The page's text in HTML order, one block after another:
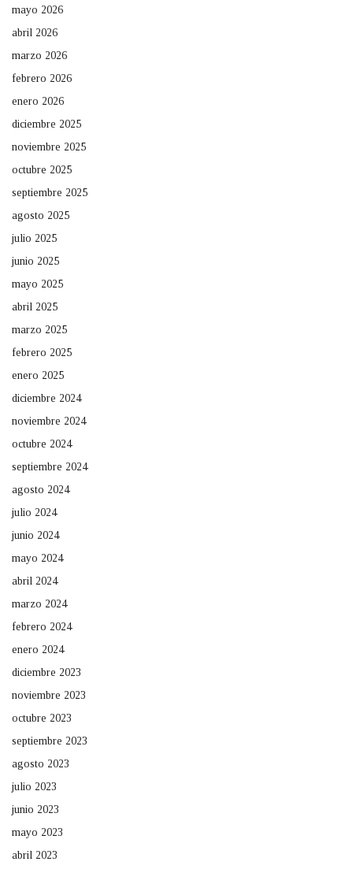
mayo 2026
abril 2026
marzo 2026
febrero 2026
enero 2026
diciembre 2025
noviembre 2025
octubre 2025
septiembre 2025
agosto 2025
julio 2025
junio 2025
mayo 2025
abril 2025
marzo 2025
febrero 2025
enero 2025
diciembre 2024
noviembre 2024
octubre 2024
septiembre 2024
agosto 2024
julio 2024
junio 2024
mayo 2024
abril 2024
marzo 2024
febrero 2024
enero 2024
diciembre 2023
noviembre 2023
octubre 2023
septiembre 2023
agosto 2023
julio 2023
junio 2023
mayo 2023
abril 2023